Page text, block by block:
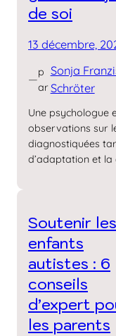
de soi
13 décembre,
—
p
ar
Sonja
Schröter
Une psychologue
observations sur
diagnostiquées
d’adaptation et
Soutenir les
enfants
autistes : 6
conseils
d’expert
les parents